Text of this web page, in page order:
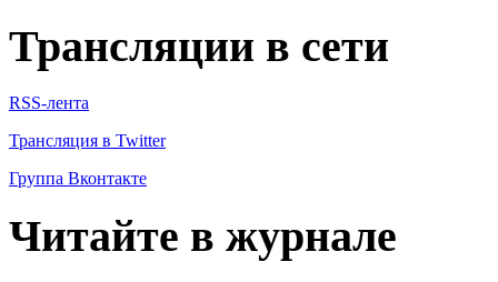
Трансляции в сети
RSS-лента
Трансляция в Twitter
Группа Вконтакте
Читайте в журнале